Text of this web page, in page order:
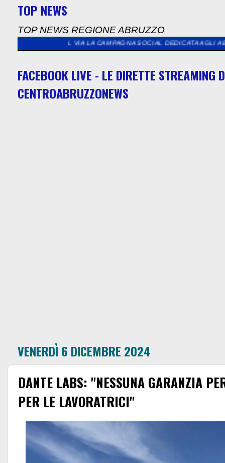
TOP NEWS
TOP NEWS REGIONE ABRUZZO
AL VIA LA CAMPAGNA SOCIAL DEDICATA AGLI ABRUZZESI NEL
FACEBOOK LIVE - LE DIRETTE STREAMING
CENTROABRUZZONEWS
VENERDÌ 6 DICEMBRE 2024
DANTE LABS: "NESSUNA GARANZIA
PER LE LAVORATRICI"